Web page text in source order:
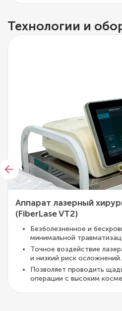
Технологии и
Аппарат лазерный
(FiberLase VT2)
Безболезненное и
минимальной
Точное воздействие
и низкий риск осложнений.
Позволяет проводить
операции с высоким